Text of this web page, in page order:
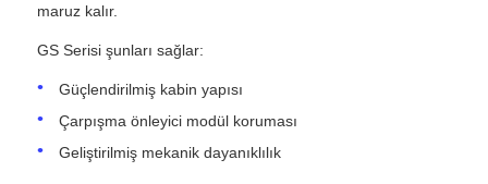
maruz kalır.
GS Serisi şunları sağlar:
Güçlendirilmiş kabin yapısı
Çarpışma önleyici modül koruması
Geliştirilmiş mekanik dayanıklılık